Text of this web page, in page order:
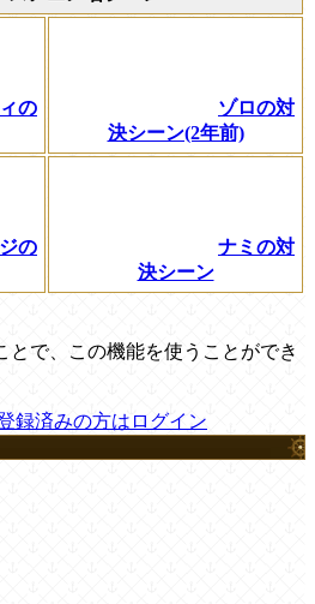
の
ゾロの対
決シーン(2年前)
の
ナミの対
決シーン
とで、この機能を使うことができ
録済みの方はログイン